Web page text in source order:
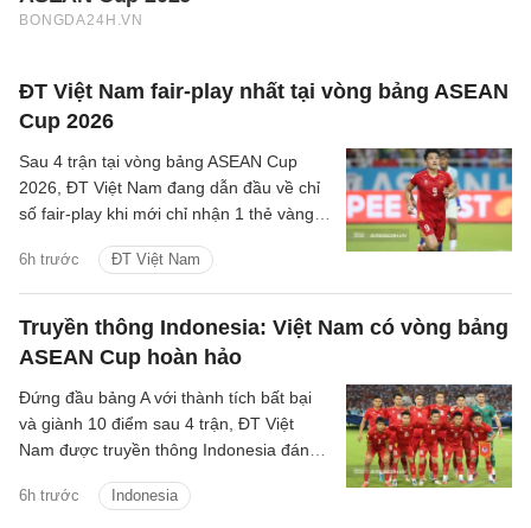
ĐT Việt Nam fair-play nhất tại vòng bảng ASEAN
Cup 2026
6h trước ĐT Việt Nam
Sau 4 trận tại vòng bảng ASEAN Cup
2026, ĐT Việt Nam đang dẫn đầu về chỉ
số fair-play khi mới chỉ nhận 1 thẻ vàng
Truyền thông Indonesia: Việt Nam có vòng bảng
ASEAN Cup hoàn hảo
6h trước Indonesia
Đứng đầu bảng A với thành tích bất bại
và giành 10 điểm sau 4 trận, ĐT Việt
Nam được truyền thông Indonesia đánh
địch.